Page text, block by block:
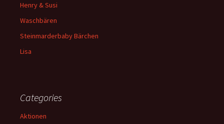
Henry & Susi
Waschbären
Steinmarderbaby Bärchen
Lisa
Categories
Aktionen